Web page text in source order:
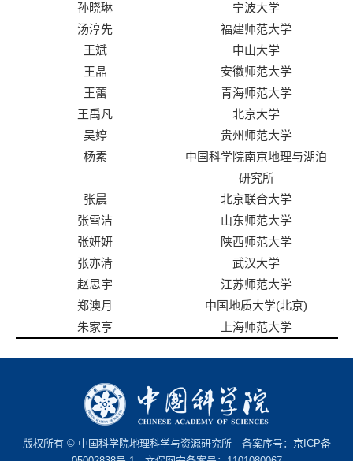
孙晓琳
宁波大学
汤淳先
福建师范大学
王斌
中山大学
王晶
安徽师范大学
王蕾
青海师范大学
王禹凡
北京大学
吴婷
贵州师范大学
杨素
中国科学院南京地理与湖泊
研究所
张晨
北京联合大学
张雪洁
山东师范大学
张妍妍
陕西师范大学
张亦清
武汉大学
赵思宇
江苏师范大学
郑澳月
中国地质大学(北京)
朱家亨
上海师范大学
版权所有 © 中国科学院地理科学与资源研究所 备案序号： 京ICP备